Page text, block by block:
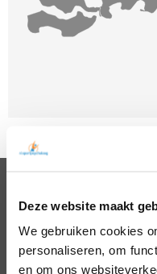
Deze website maakt
We gebruiken cookies
personaliseren, om
en om ons
PSYCHOLOGEN
Noord Holland
Zuid Holland
Noord Brabant